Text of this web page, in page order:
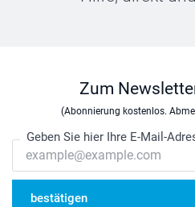
Zum
(Abonnierung kostenlos.
Geben Sie hier Ihre E-Mail-
bestätigen